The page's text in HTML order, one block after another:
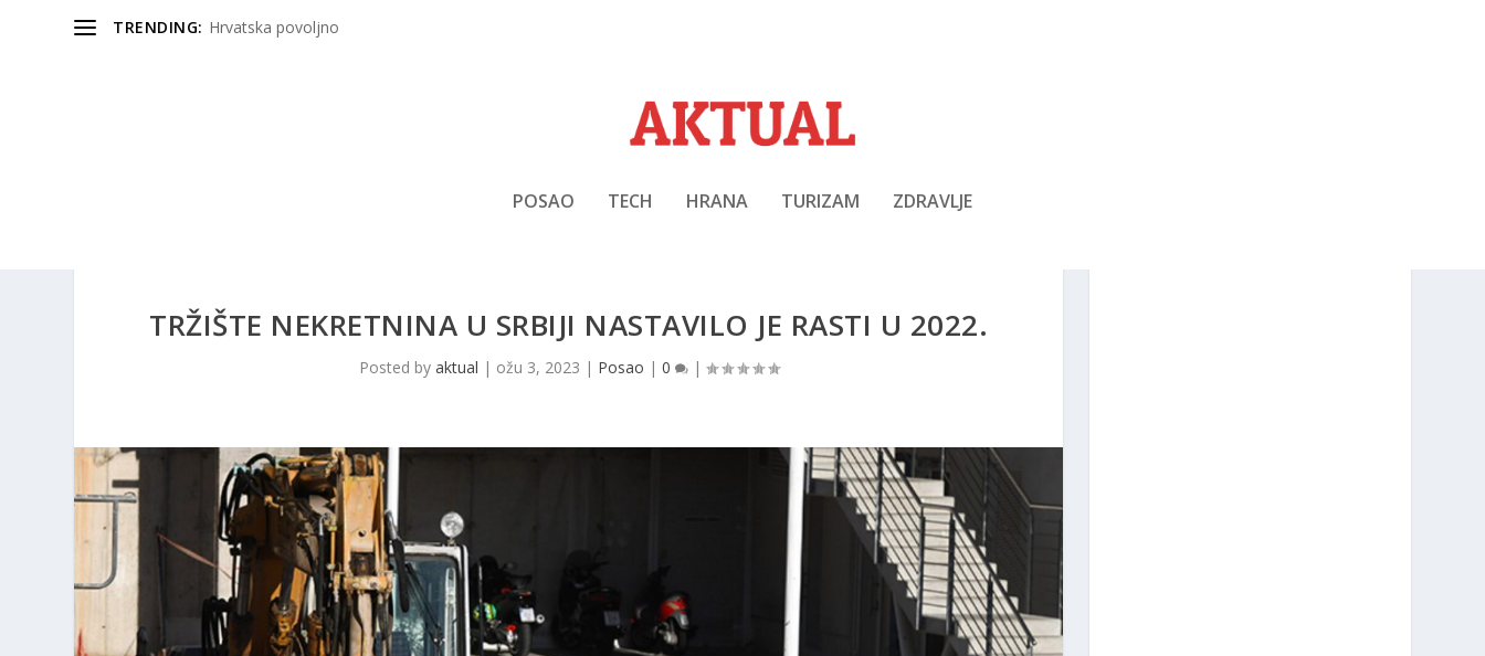
TRENDING: Hrvatska povoljno
POSAO TECH HRANA TURIZAM ZDRAVLJE
TRŽIŠTE NEKRETNINA U SRBIJI NASTAVILO JE RASTI U 2022.
Posted by aktual | ožu 3, 2023 | Posao | 0 |